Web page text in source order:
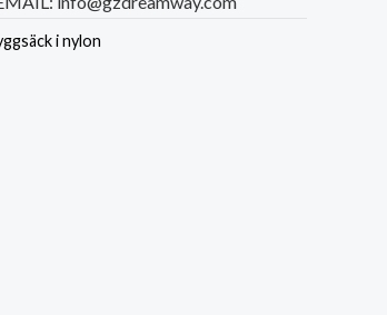
i nylon